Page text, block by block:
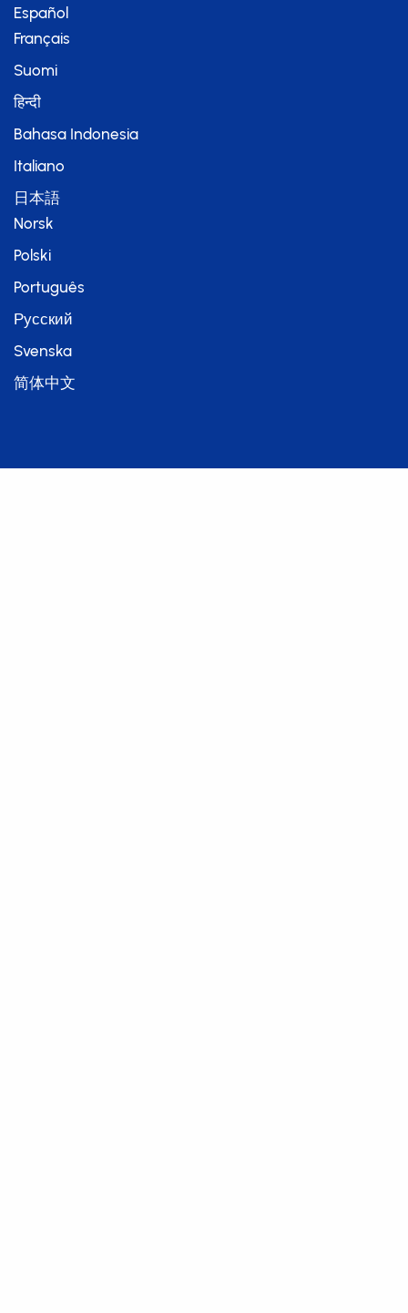
Español
Français
Suomi
हिन्दी
Bahasa Indonesia
Italiano
日本語
Norsk
Polski
Português
Русский
Svenska
简体中文